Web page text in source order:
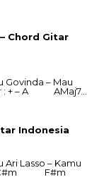
Chord Gitar
Govinda – Mau
: + – A AMaj7…
Indonesia
Lasso – Kamu
C#m F#m